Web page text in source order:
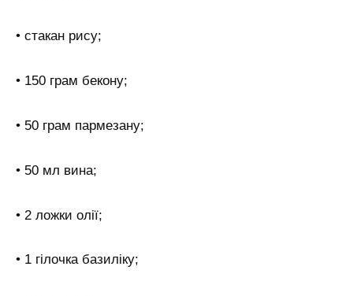
• стакан рису;
• 150 грам бекону;
• 50 грам пармезану;
• 50 мл вина;
• 2 ложки олії;
• 1 гілочка базиліку;